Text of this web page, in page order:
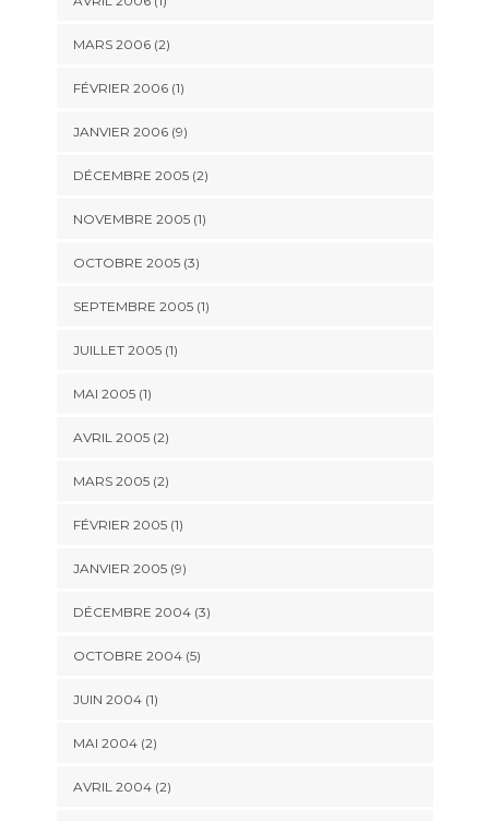
MARS 2006 (2)
FÉVRIER 2006 (1)
JANVIER 2006 (9)
DÉCEMBRE 2005 (2)
NOVEMBRE 2005 (1)
OCTOBRE 2005 (3)
SEPTEMBRE 2005 (1)
JUILLET 2005 (1)
MAI 2005 (1)
AVRIL 2005 (2)
MARS 2005 (2)
FÉVRIER 2005 (1)
JANVIER 2005 (9)
DÉCEMBRE 2004 (3)
OCTOBRE 2004 (5)
JUIN 2004 (1)
MAI 2004 (2)
AVRIL 2004 (2)